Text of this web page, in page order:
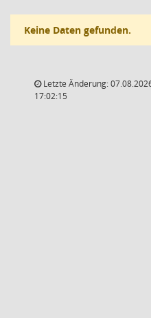
Keine Daten gefunden.
Letzte Änderung:
17:02:15